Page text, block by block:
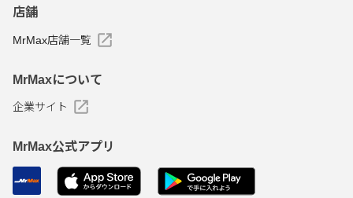
店舗
MrMax店舗一覧
MrMaxについて
企業サイト
MrMax公式アプリ